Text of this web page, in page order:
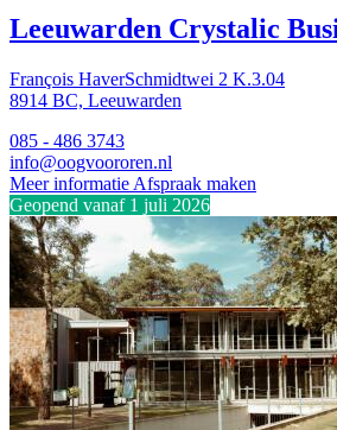
Leeuwarden Crystalic
François HaverSchmidtwei 2 K.3.04
8914 BC, Leeuwarden
085 - 486 3743
info@oogvoororen.nl
Meer informatie Afspraak maken
Geopend vanaf 1 juli 2026